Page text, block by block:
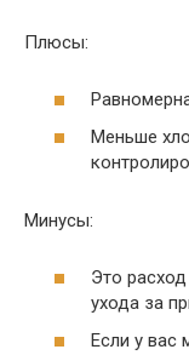
Плюсы:
Меньше
Минусы:
Это
ухода за
Если у вас